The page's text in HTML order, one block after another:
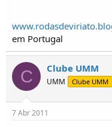
em Portugal
C Clube UMM
UMM Clube UMM
7 Abr 2011